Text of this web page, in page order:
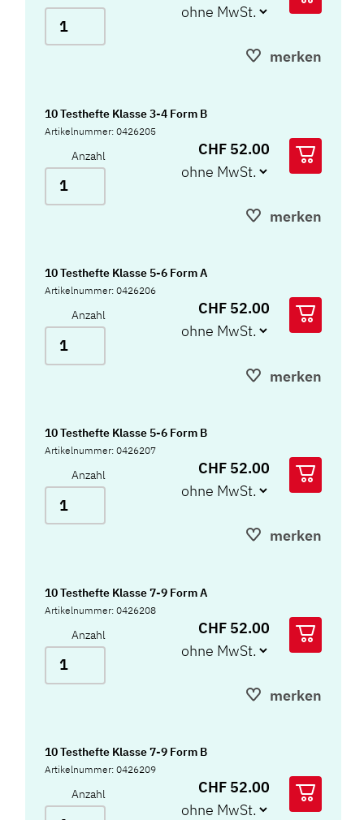
merken
10 Testhefte Klasse 3-4 Form B
Artikelnummer: 0426205
Anzahl CHF 52.00
merken
10 Testhefte Klasse 5-6 Form A
Artikelnummer: 0426206
Anzahl CHF 52.00
merken
10 Testhefte Klasse 5-6 Form B
Artikelnummer: 0426207
Anzahl CHF 52.00
merken
10 Testhefte Klasse 7-9 Form A
Artikelnummer: 0426208
Anzahl CHF 52.00
merken
10 Testhefte Klasse 7-9 Form B
Artikelnummer: 0426209
Anzahl CHF 52.00